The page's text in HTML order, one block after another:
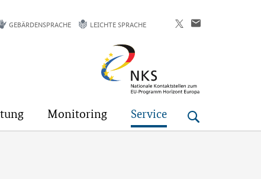
GEBÄRDENSPRACHE LEICHTE SPRACHE
Horizont
Europa
Monitoring Service